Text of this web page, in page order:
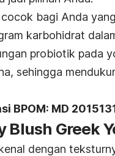
bagi Anda
karbohidrat
probiotik pada
sehingga
BPOM: MD
Blush Greek
dengan